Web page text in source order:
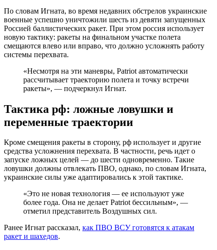
По словам Игната, во время недавних обстрелов украинские
военные успешно уничтожили шесть из девяти запущенных
Россией баллистических ракет. При этом россия использует
новую тактику: ракеты на финальном участке полета
смещаются влево или вправо, что должно усложнять работу
системы перехвата.
«Несмотря на эти маневры, Patriot автоматически
рассчитывает траекторию полета и точку встречи
ракеты», — подчеркнул Игнат.
Тактика рф: ложные ловушки и
переменные траектории
Кроме смещения ракеты в сторону, рф использует и другие
средства усложнения перехвата. В частности, речь идет о
запуске ложных целей — до шести одновременно. Такие
ловушки должны отвлекать ПВО, однако, по словам Игната,
украинские силы уже адаптировались к этой тактике.
«Это не новая технология — ее используют уже
более года. Она не делает Patriot бессильным», —
отметил представитель Воздушных сил.
Ранее Игнат рассказал, как ПВО ВСУ готовятся к атакам
ракет и шахедов.